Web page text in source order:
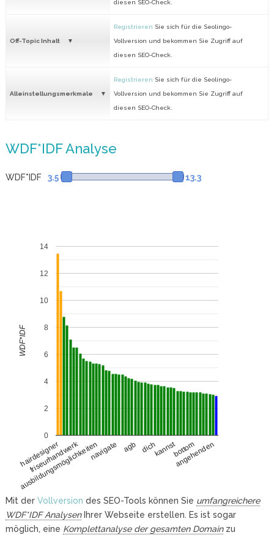
diesen SEO-Check.
Off-Topic Inhalt
Registrieren Sie sich für die Seolingo-
Vollversion und bekommen Sie Zugriff auf
diesen SEO-Check.
Alleinstellungsmerkmale
Registrieren Sie sich für die Seolingo-
Vollversion und bekommen Sie Zugriff auf
diesen SEO-Check.
WDF*IDF Analyse
WDF*IDF 3.5 13.3
hairdesigner
friseurhandwerk
ausbildungsmöglichkeitennavigate agb dichkannstbottom
angehenden
0
2
4
6
8
10
12
14
WDF*IDF
Mit der Vollversion des SEO-Tools können Sie umfangreichere
WDF*IDF AnalysenIhrer Webseite erstellen. Es ist sogar
möglich, eine Komplettanalyse der gesamten Domainzu